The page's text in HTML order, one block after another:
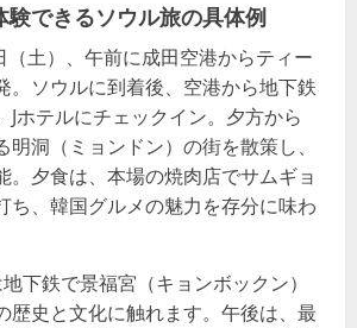
験できるソウル旅の具体例
（土）、午前に成田空港からティー
。ソウルに到着後、空港から地下鉄
Jホテルにチェックイン。夕方から
明洞（ミョンドン）の街を散策し、
。夕食は、本場の焼肉店でサムギョ
ち、韓国グルメの魅力を存分に味わ
地下鉄で景福宮（キョンボックン）
歴史と文化に触れます。午後は、最